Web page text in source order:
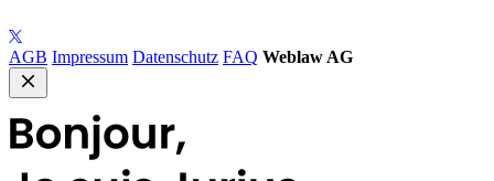
AGB Impressum Datenschutz FAQ Weblaw AG